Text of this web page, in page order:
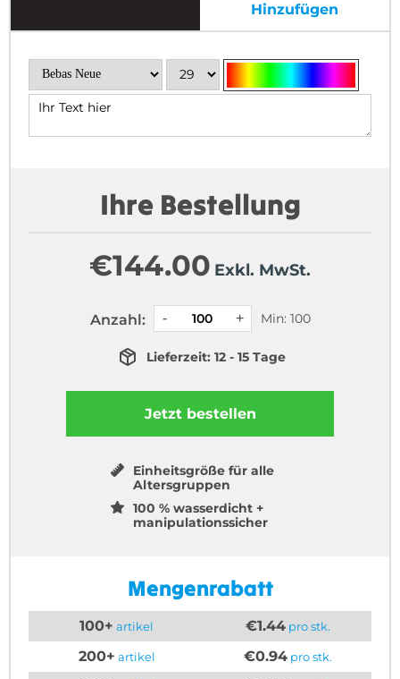
Hinzufügen
Ihre Bestellung
€144.00 Exkl. MwSt.
Anzahl: Min: 100
Lieferzeit: 12 - 15 Tage
Jetzt bestellen
Einheitsgröße für alle
Altersgruppen
100 % wasserdicht +
manipulationssicher
Mengenrabatt
100+ artikel €1.44 pro stk.
200+ artikel €0.94 pro stk.